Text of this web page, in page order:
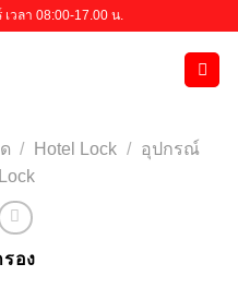
เวลา 08:00-17.00 น.
/ Hotel Lock / อุปกรณ์
อง